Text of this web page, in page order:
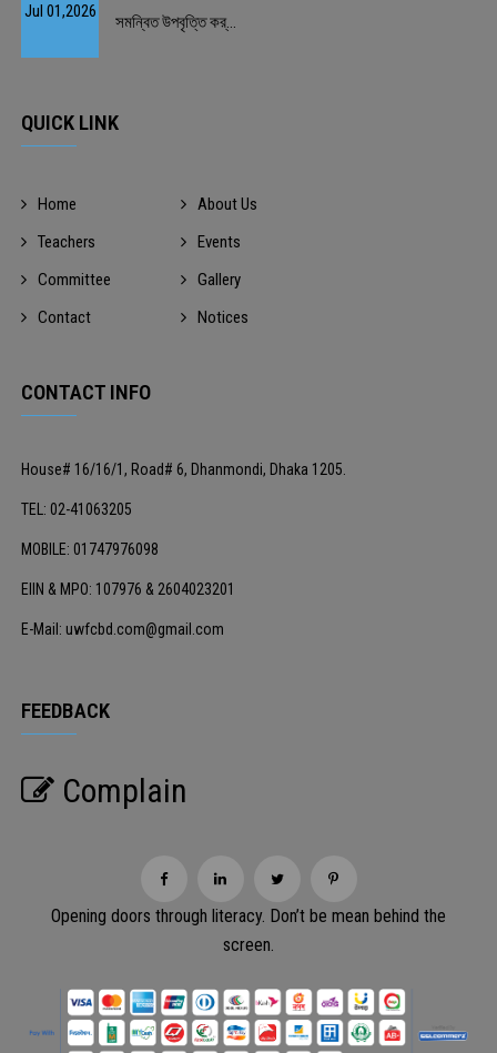
Jul 01,2026
সমন্বিত উপবৃত্তি কর্...
QUICK LINK
Home
About Us
Teachers
Events
Committee
Gallery
Contact
Notices
CONTACT INFO
House# 16/16/1, Road# 6, Dhanmondi, Dhaka 1205.
TEL: 02-41063205
MOBILE: 01747976098
EIIN & MPO: 107976 & 2604023201
E-Mail: uwfcbd.com@gmail.com
FEEDBACK
Complain
Opening doors through literacy. Don’t be mean behind the
screen.